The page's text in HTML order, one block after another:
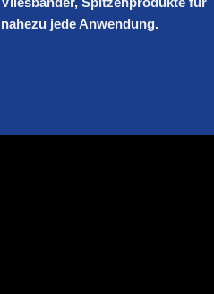
nahezu jede Anwendung.